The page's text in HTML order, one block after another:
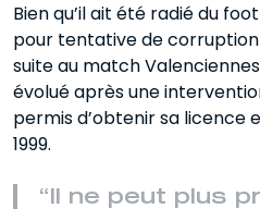
Bien qu’il ait été radié du
pour tentative de
suite au match
évolué après une
permis d’obtenir sa licence
1999.
“Il ne peut plus